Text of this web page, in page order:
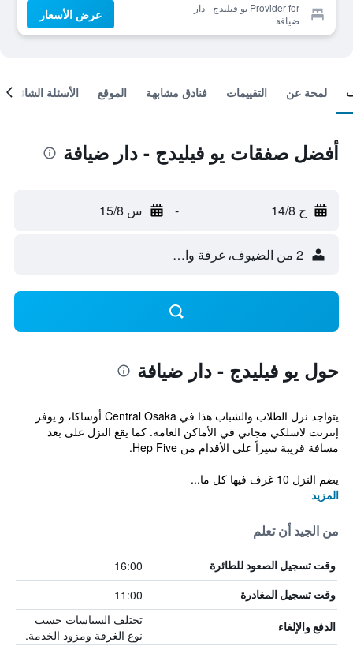
Provider for يو فيليدج - دار
ضيافة
عرض الأسعار
لمحة عن التقييمات فنادق مشابهة الموقع الأسئلة الشائعة
أفضل صفقات يو فيليدج - دار ضيافة
ج 14/8 - س 15/8
2 من الضيوف، غرفة واحدة
حول يو فيليدج - دار ضيافة
يتواجد نزل الطلاب والشباب هذا في Central Osaka أوساكا، و يوفر
إنترنت لاسلكي مجاني في الأماكن العامة. كما يقع النزل على بعد
مسافة قريبة سيراً على الأقدام من Hep Five.
يضم النزل 10 غرف فيها كل ما...
المزيد
من الجيد أن تعلم
وقت تسجيل الصعود للطائرة 16:00
وقت تسجيل المغادرة 11:00
الدفع والإلغاء
تختلف السياسات حسب
نوع الغرفة ومزود الخدمة.